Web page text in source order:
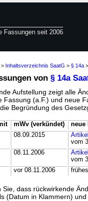
Fassungen seit 2006
> Inhaltsverzeichnis SaatG > § 14a >
von § 14a
Aufstellung zeigt alle
Fassung (a.F.) und neue
Begründung des
mWv (verkündet)
neue
08.09.2015
vom
08.11.2006
vom
vor 08.11.2006
Sie, dass rückwirkende
(Datum in Klammern)